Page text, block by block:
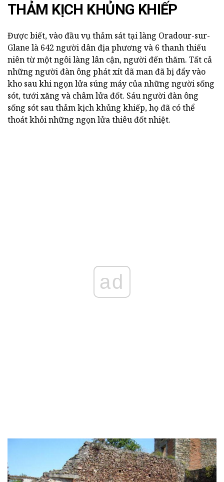
THẢM KỊCH KHỦNG KHIẾP
Được biết, vào đầu vụ thảm sát tại làng Oradour-sur-
Glane là 642 người dân địa phương và 6 thanh thiếu
niên từ một ngôi làng lân cận, người đến thăm. Tất cả
những người đàn ông phát xít dã man đã bị đẩy vào
kho sau khi ngọn lửa súng máy của những người sống
sót, tưới xăng và châm lửa đốt. Sáu người đàn ông
sống sót sau thảm kịch khủng khiếp, họ đã có thể
thoát khỏi những ngọn lửa thiêu đốt nhiệt.
ad